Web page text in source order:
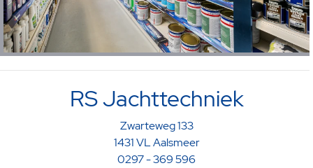
RS Jachttechniek
Zwarteweg 133
1431 VL Aalsmeer
0297 - 369 596